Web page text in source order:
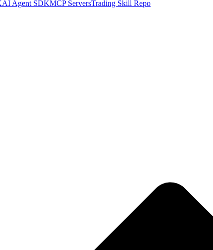
AI Agent SDKMCP ServersTrading Skill Repo